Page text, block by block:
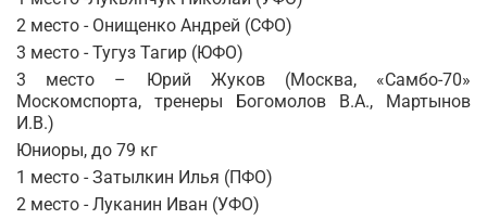
2 место - Онищенко Андрей (СФО)
3 место - Тугуз Тагир (ЮФО)
3 место – Юрий Жуков (Москва, «Самбо-70»
Москомспорта, тренеры Богомолов В.А., Мартынов
И.В.)
Юниоры, до 79 кг
1 место - Затылкин Илья (ПФО)
2 место - Луканин Иван (УФО)